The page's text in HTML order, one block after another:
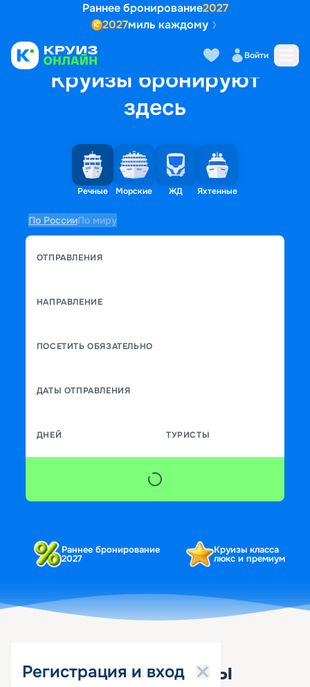
Раннее бронирование2027
2027миль каждому
Войти
Круизы бронируют
здесь
Речные Морские ЖД Яхтенные
По РоссииПо миру
ОТПРАВЛЕНИЯ
НАПРАВЛЕНИЕ
ПОСЕТИТЬ ОБЯЗАТЕЛЬНО
ДАТЫ ОТПРАВЛЕНИЯ
ДНЕЙ ТУРИСТЫ
Раннее бронирование
2027
Круизы класса
люкс и премиум
Регистрация и вход
Популярные круизы